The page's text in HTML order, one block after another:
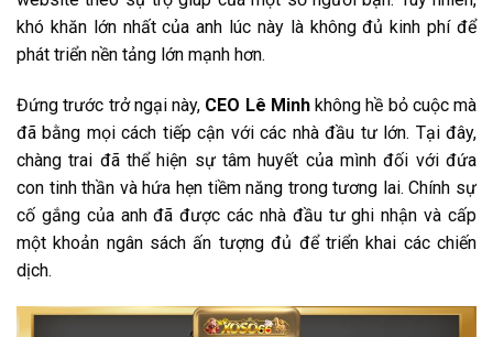
khó khăn lớn nhất của anh lúc này là không đủ kinh phí để
phát triển nền tảng lớn mạnh hơn.
Đứng trước trở ngại này, CEO Lê Minhkhông hề bỏ cuộc mà
đã bằng mọi cách tiếp cận với các nhà đầu tư lớn. Tại đây,
chàng trai đã thể hiện sự tâm huyết của mình đối với đứa
con tinh thần và hứa hẹn tiềm năng trong tương lai. Chính sự
cố gắng của anh đã được các nhà đầu tư ghi nhận và cấp
một khoản ngân sách ấn tượng đủ để triển khai các chiến
dịch.